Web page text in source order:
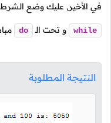
في الأخير, عليك وضع
while و تحت الـ do
النتيجة المطلوبة